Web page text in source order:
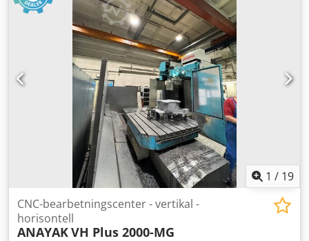
Spindelgångtid: 23.291 h Styrning på: 83.301 h Maskin på:
73.907 h Programmets körtid: 27.807 h
1 / 19
CNC-bearbetningscenter - vertikal -
horisontell
ANAYAKVH Plus 2000-MG